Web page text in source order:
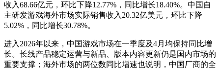
收入68.66亿元，环比下降12.77%，同比增长18.40%。中国自
主研发游戏海外市场实际销售收入20.32亿美元，环比下降
5.02%，同比增长30.78%。
进入2026年以来，中国游戏市场在一季度及4月均保持同比增
长。长线产品稳定运营与新品、版本内容更新仍是国内市场的
重要支撑；海外市场的两位数同比增速也说明，中国厂商的全